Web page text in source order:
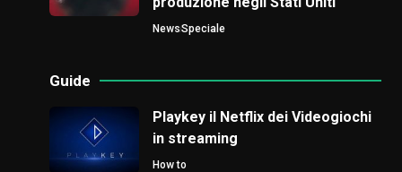
NewsSpeciale
Guide
Playkey il Netflix dei Videogiochi
in streaming
How to